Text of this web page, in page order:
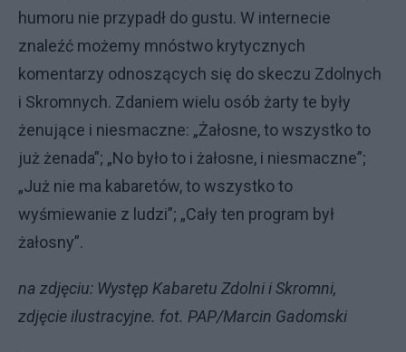
humoru nie przypadł do gustu. W internecie
znaleźć możemy mnóstwo krytycznych
komentarzy odnoszących się do skeczu Zdolnych
i Skromnych. Zdaniem wielu osób żarty te były
żenujące i niesmaczne: „Żałosne, to wszystko to
już żenada”; „No było to i żałosne, i niesmaczne”;
„Już nie ma kabaretów, to wszystko to
wyśmiewanie z ludzi”; „Cały ten program był
żałosny”.
na zdjęciu: Występ Kabaretu Zdolni i Skromni,
zdjęcie ilustracyjne. fot. PAP/Marcin Gadomski